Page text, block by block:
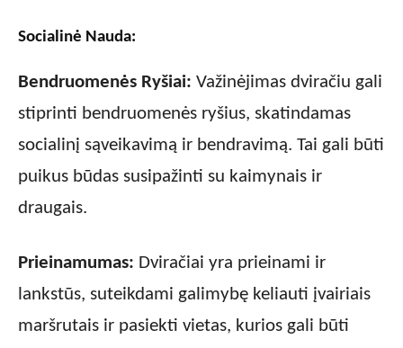
Socialinė Nauda:
Bendruomenės Ryšiai: Važinėjimas dviračiu gali
stiprinti bendruomenės ryšius, skatindamas
socialinį sąveikavimą ir bendravimą. Tai gali būti
puikus būdas susipažinti su kaimynais ir
draugais.
Prieinamumas: Dviračiai yra prieinami ir
lankstūs, suteikdami galimybę keliauti įvairiais
maršrutais ir pasiekti vietas, kurios gali būti